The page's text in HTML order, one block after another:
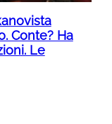
Conte? Ha
Le